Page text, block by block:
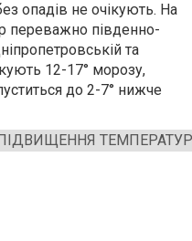
опадів не очікують. На
переважно південно-
та
12-17° морозу,
до 2-7° нижче